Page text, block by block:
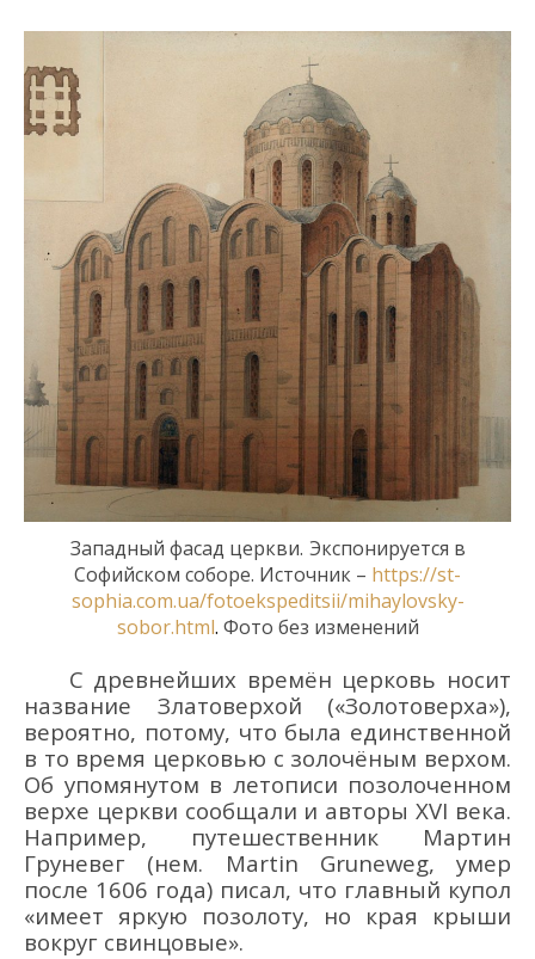
Западный фасад церкви. Экспонируется в
Софийском соборе. Источник – https://st-
sophia.com.ua/fotoekspeditsii/mihaylovsky-
sobor.html. Фото без изменений
С древнейших времён церковь носит
название Златоверхой («Золотоверха»),
вероятно, потому, что была единственной
в то время церковью с золочёным верхом.
Об упомянутом в летописи позолоченном
верхе церкви сообщали и авторы XVI века.
Например, путешественник Мартин
Груневег (нем. Martin Gruneweg, умер
после 1606 года) писал, что главный купол
«имеет яркую позолоту, но края крыши
вокруг свинцовые».